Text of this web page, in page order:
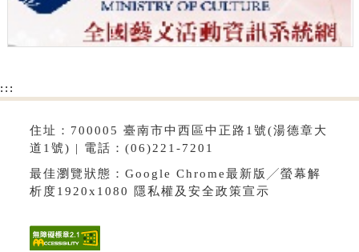
:::
住址：700005 臺南市中西區中正路1號(湯德章大
道1號) | 電話：(06)221-7201
最佳瀏覽狀態：Google Chrome最新版╱螢幕解
析度1920x1080 隱私權及安全政策宣示